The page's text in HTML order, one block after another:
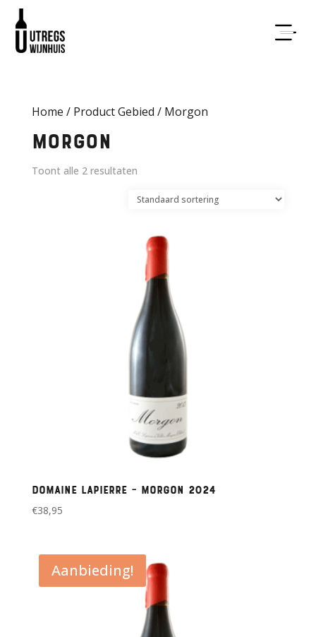
Home / Product Gebied / Morgon
Morgon
Toont alle 2 resultaten
Domaine Lapierre – Morgon 2024
€38,95
Aanbieding!